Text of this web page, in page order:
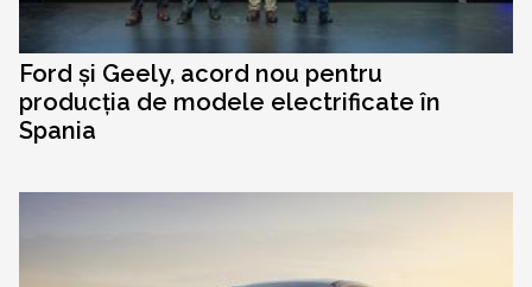
Ford și Geely, acord nou pentru
producția de modele electrificate în
Spania